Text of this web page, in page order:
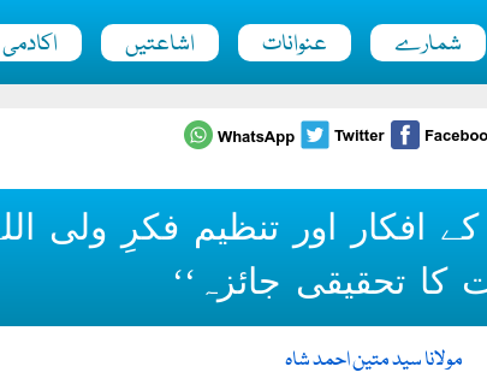
شمارے عنوانات اشاعتیں اکادمی
کے افکار اور تنظیم فکرِ ولی
کا تحقیقی جائزہ‘‘
مولانا سید متین احمد شاہ